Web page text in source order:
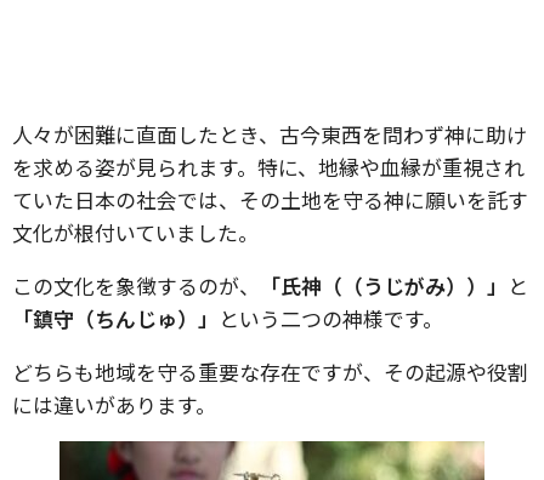
人々が困難に直面したとき、古今東西を問わず神に助け
を求める姿が見られます。特に、地縁や血縁が重視され
ていた日本の社会では、その土地を守る神に願いを託す
文化が根付いていました。
この文化を象徴するのが、
「氏神（（うじがみ））」 と
「鎮守（ちんじゅ）」 という二つの神様です。
どちらも地域を守る重要な存在ですが、その起源や役割
には違いがあります。